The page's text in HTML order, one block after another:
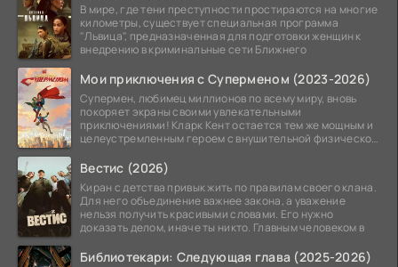
В мире, где тени преступности простираются на многие
километры, существует специальная программа
"Львица", предназначенная для подготовки женщин к
внедрению в криминальные сети Ближнего
Мои приключения с Суперменом (2023-2026)
Супермен, любимец миллионов по всему миру, вновь
покоряет экраны своими увлекательными
приключениями! Кларк Кент остается тем же мощным и
целеустремленным героем с внушительной физической
Вестис (2026)
Киран с детства привык жить по правилам своего клана.
Для него объединение важнее закона, а уважение
нельзя получить красивыми словами. Его нужно
доказать делом, иначе ты никто. Главным человеком в
Библиотекари: Следующая глава (2025-2026)